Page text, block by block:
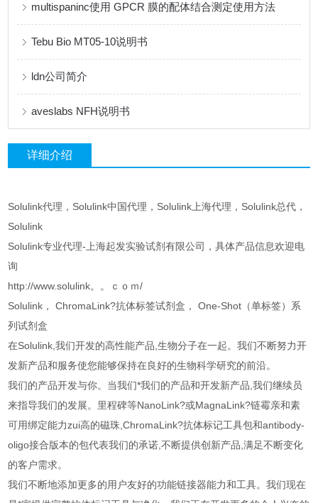
multispaninc使用 GPCR 膜的配体结合测定使用方法
Tebu Bio MT05-10说明书
ldn公司简介
aveslabs NFH说明书
详细介绍
Solulink代理，Solulink中国代理，Solulink上海代理，Solulink总代，
Solulink
Solulink专业代理-上海起发实验试剂有限公司，具体产品信息欢迎电
询
http://www.solulink。。ｃｏｍ/
Solulink， ChromaLink?抗体标签试剂盒， One-Shot（单标签）系
列试剂盒
在Solulink,我们开发的高性能产品,生物分子在一起。我们不断努力开
发新产品和服务使您能够保持在良好的生物科学研究的前沿。
我们的产品开发与你。当我们*我们的产品和开发新产品,我们继续员
来指导我们的发展。里程碑等NanoLink?或MagnaLink?链霉亲和素
可用绑定能力zui高的磁珠,ChromaLink?抗体标记工具包和antibody-
oligo接合版本的包代表我们的承诺,不断提供创新产品,满足不断变化
的客户需求。
我们不断地添加更多的用户友好的功能链接器能力和工具。我们现在